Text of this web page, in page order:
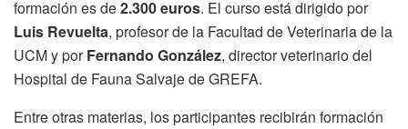
formación es de2.300 euros. El curso está dirigido por
Luis Revuelta, profesor de la Facultad de Veterinaria de la
UCM y porFernando González, director veterinario del
Hospital de Fauna Salvaje de GREFA.
Entre otras materias, los participantes recibirán formación